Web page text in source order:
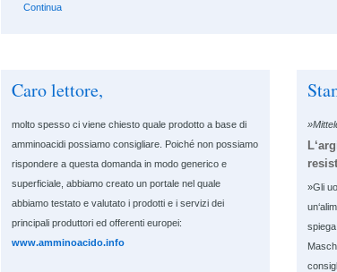
Continua
Caro lettore,
molto spesso ci viene chiesto quale prodotto a base di
amminoacidi possiamo consigliare. Poiché non possiamo
rispondere a questa domanda in modo generico e
superficiale, abbiamo creato un portale nel quale
abbiamo testato e valutato i prodotti e i servizi dei
principali produttori ed offerenti europei:
www.amminoacido.info
»Gli